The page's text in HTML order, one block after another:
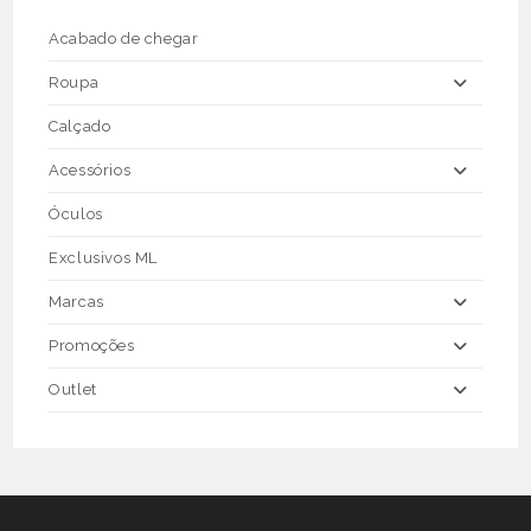
Acabado de chegar
Roupa
Calçado
Acessórios
Óculos
Exclusivos ML
Marcas
Promoções
Outlet